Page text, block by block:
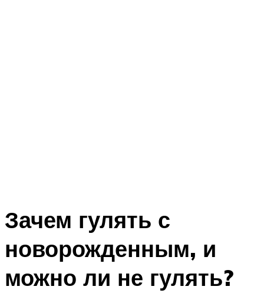
Зачем гулять с
новорожденным, и
можно ли не гулять?